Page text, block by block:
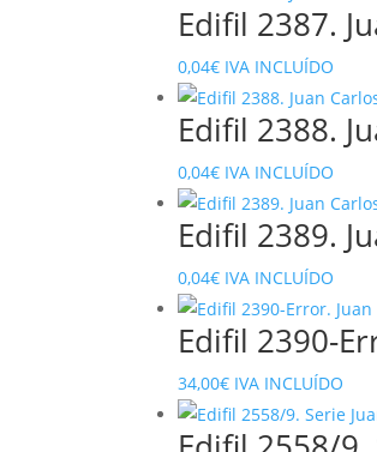
Edifil 2387.
0,04€ IVA INCLUÍDO
Edifil 2388.
0,04€ IVA INCLUÍDO
Edifil 2389.
0,04€ IVA INCLUÍDO
Edifil 2390-
34,00€ IVA INCLUÍDO